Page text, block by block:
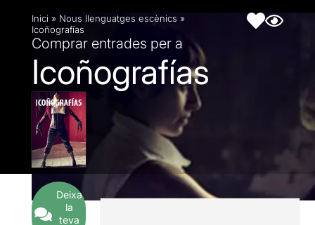
Inici » Nous llenguatges escènics »
Icoñografías
Comprar entrades per a
Icoñografías
Deixa
la
teva